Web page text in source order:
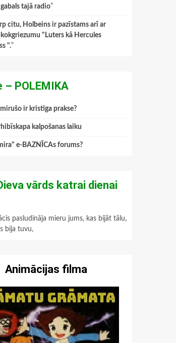
tajā radio”
citu, Holbeins ir pazīstams arī ar
"Luters kā Hercules
".”
– POLEMIKA
ir kristīga prakse?
kalpošanas laiku
e-BAZNĪCAs forums?
vārds katrai dienai
pasludināja mieru jums, kas bijāt tālu,
bija tuvu,
Animācijas filma